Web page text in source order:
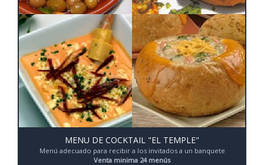
MENU DE COCKTAIL "EL TEMPLE"
Menú adecuado para recibir a los invitados a un banquete
Venta minima 24 menús